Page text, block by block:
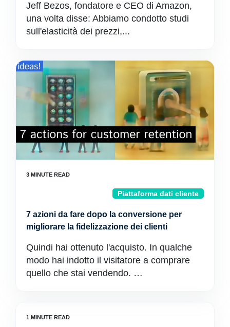
Jeff Bezos, fondatore e CEO di Amazon,
una volta disse: Abbiamo condotto studi
sull'elasticità dei prezzi,...
Piattaforma dati cliente
7 azioni da fare dopo la conversione per
migliorare la fidelizzazione dei clienti
Quindi hai ottenuto l'acquisto. In qualche
modo hai indotto il visitatore a comprare
quello che stai vendendo. …